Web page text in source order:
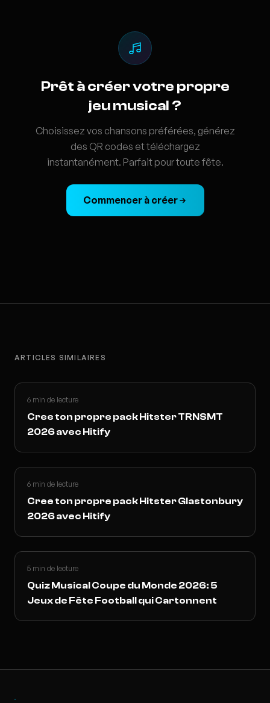
Prêt à créer votre propre
jeu musical ?
Choisissez vos chansons préférées, générez
des QR codes et téléchargez
instantanément. Parfait pour toute fête.
Commencer à créer
ARTICLES SIMILAIRES
6 min de lecture
Cree ton propre pack Hitster TRNSMT
2026 avec Hitify
6 min de lecture
Cree ton propre pack Hitster Glastonbury
2026 avec Hitify
5 min de lecture
Quiz Musical Coupe du Monde 2026: 5
Jeux de Fête Football qui Cartonnent